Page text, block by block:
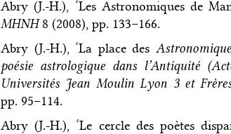
Abry (J.-H.), ‘Les Astronomiques de
MHNH8 (2008), pp. 133–166.
Abry (J.-H.), ‘La place des
poésie astrologique dans l’Antiquité
Universités Jean Moulin Lyon 3 et
pp. 95–114.
Abry (J.-H.), ‘Le cercle des poètes